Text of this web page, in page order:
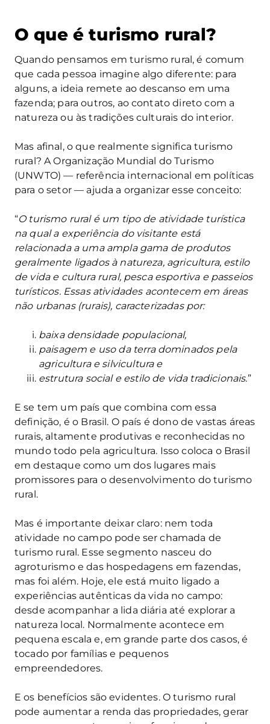
O que é turismo rural?
Quando pensamos em turismo rural, é comum
que cada pessoa imagine algo diferente: para
alguns, a ideia remete ao descanso em uma
fazenda; para outros, ao contato direto com a
natureza ou às tradições culturais do interior.
Mas afinal, o que realmente significa turismo
rural? A Organização Mundial do Turismo
(UNWTO) — referência internacional em políticas
para o setor — ajuda a organizar esse conceito:
“O turismo rural é um tipo de atividade turística
na qual a experiência do visitante está
relacionada a uma ampla gama de produtos
geralmente ligados à natureza, agricultura, estilo
de vida e cultura rural, pesca esportiva e passeios
turísticos. Essas atividades acontecem em áreas
não urbanas (rurais), caracterizadas por:
baixa densidade populacional,
paisagem e uso da terra dominados pela
agricultura e silvicultura e
estrutura social e estilo de vida tradicionais.”
E se tem um país que combina com essa
definição, é o Brasil. O país é dono de vastas áreas
rurais, altamente produtivas e reconhecidas no
mundo todo pela agricultura. Isso coloca o Brasil
em destaque como um dos lugares mais
promissores para o desenvolvimento do turismo
rural.
Mas é importante deixar claro: nem toda
atividade no campo pode ser chamada de
turismo rural. Esse segmento nasceu do
agroturismo e das hospedagens em fazendas,
mas foi além. Hoje, ele está muito ligado a
experiências autênticas da vida no campo:
desde acompanhar a lida diária até explorar a
natureza local. Normalmente acontece em
pequena escala e, em grande parte dos casos, é
tocado por famílias e pequenos
empreendedores.
E os benefícios são evidentes. O turismo rural
pode aumentar a renda das propriedades, gerar